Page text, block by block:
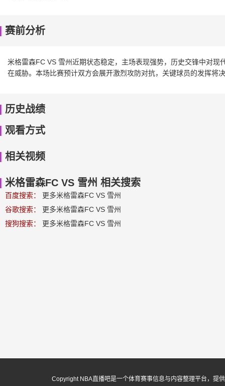
赛前分析
米格雷森FC VS 雪州近期状态稳定，主场表现强势，历史交锋中对
在威胁。本场比赛预计双方会展开激烈攻防对抗，关键球员的发挥将
历史战绩
观看方式
相关视频
米格雷森FC VS 雪州 相关搜索
百度搜索：
更多米格雷森FC VS 雪州
谷歌搜索：
更多米格雷森FC VS 雪州
搜狗搜索：
更多米格雷森FC VS 雪州
Copyright NBA直播吧是一个体育赛事信息与内容整理平台，提